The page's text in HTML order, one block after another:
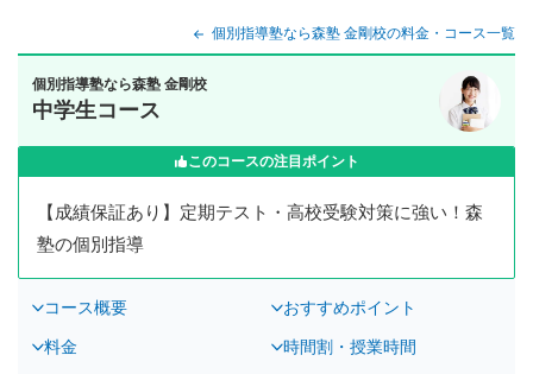
個別指導塾なら森塾 金剛校の料金・コース一覧
個別指導塾なら森塾 金剛校
中学生コース
このコースの注目ポイント
【成績保証あり】定期テスト・高校受験対策に強い！森
塾の個別指導
コース概要 おすすめポイント
料金 時間割・授業時間